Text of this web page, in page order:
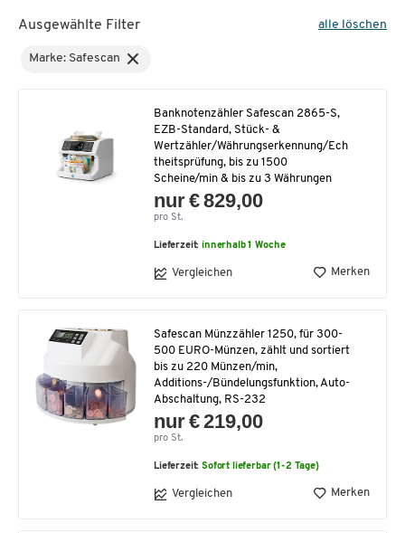
Ausgewählte Filter alle löschen
Marke: Safescan
Banknotenzähler Safescan 2865-S,
EZB-Standard, Stück- &
Wertzähler/Währungserkennung/Ech
theitsprüfung, bis zu 1500
Scheine/min & bis zu 3 Währungen
nur € 829,00
pro St.
Lieferzeit:innerhalb 1 Woche
Vergleichen Merken
Safescan Münzzähler 1250, für 300-
500 EURO-Münzen, zählt und sortiert
bis zu 220 Münzen/min,
Additions-/Bündelungsfunktion, Auto-
Abschaltung, RS-232
nur € 219,00
pro St.
Lieferzeit:Sofort lieferbar (1-2 Tage)
Vergleichen Merken